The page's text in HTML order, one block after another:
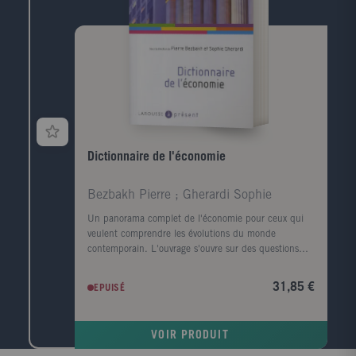
Dictionnaire de l'économie
Bezbakh Pierre ; Gherardi Sophie
Un panorama complet de l'économie pour ceux qui
veulent comprendre les évolutions du monde
contemporain. L'ouvrage s'ouvre sur des questions
impact économique a le réchauffement climatique ? ?
l'esclavage antique jusqu'à la crise financière
EPUISÉ 31,85 €
VOIR PRODUIT